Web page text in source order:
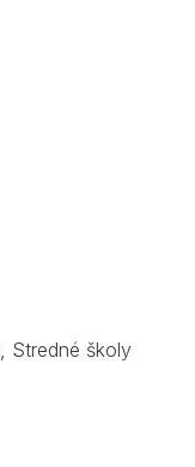
Stredné školy